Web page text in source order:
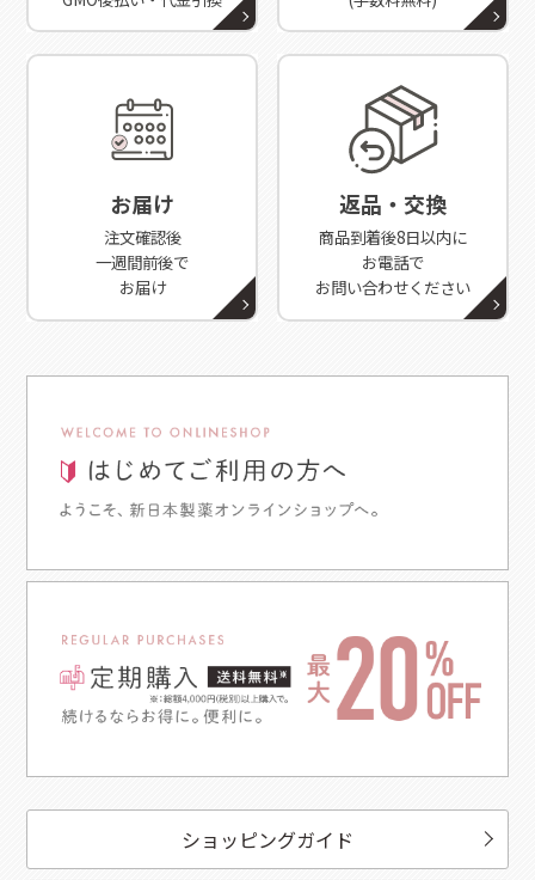
お届け
注文確認後
一週間前後で
お届け
返品・交換
商品到着後8日以内に
お電話で
お問い合わせください
ショッピングガイド